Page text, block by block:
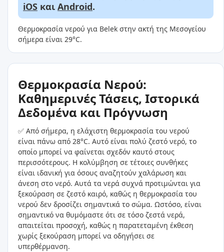
iOS και Android.
Θερμοκρασία νερού για Belek στην ακτή της Μεσογείου
σήμερα είναι 29°C.
Θερμοκρασία Νερού:
Καθημερινές Τάσεις, Ιστορικά
Δεδομένα και Πρόγνωση
✅ Από σήμερα, η ελάχιστη θερμοκρασία του νερού
είναι πάνω από 28°C. Αυτό είναι πολύ ζεστό νερό, το
οποίο μπορεί να φαίνεται σχεδόν καυτό στους
περισσότερους. Η κολύμβηση σε τέτοιες συνθήκες
είναι ιδανική για όσους αναζητούν χαλάρωση και
άνεση στο νερό. Αυτά τα νερά συχνά προτιμώνται για
ξεκούραση σε ζεστό καιρό, καθώς η θερμοκρασία του
νερού δεν δροσίζει σημαντικά το σώμα. Ωστόσο, είναι
σημαντικό να θυμόμαστε ότι σε τόσο ζεστά νερά,
απαιτείται προσοχή, καθώς η παρατεταμένη έκθεση
χωρίς ξεκούραση μπορεί να οδηγήσει σε
υπερθέρμανση.